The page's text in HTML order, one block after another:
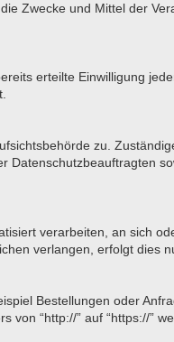
Zwecke und Mittel der
erteilte Einwilligung
zu.
verarbeiten, an sich
verlangen, erfolgt dies
Bestellungen oder
“http://” auf “https://”